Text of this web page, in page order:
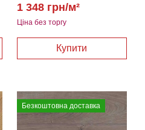
Ціна без торгу
1 348 грн/м²
Безкоштовна доставка